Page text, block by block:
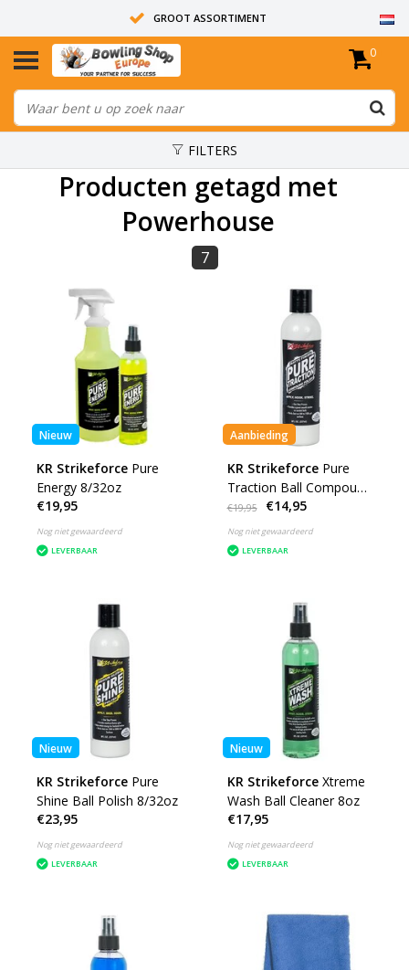
GROOT ASSORTIMENT
14 DAGEN RETOUR RECHT
ALLE BOWLINGBALLEN ZIJN ONGEBOORD
0
FILTERS
Producten getagd met
Powerhouse
7
Nieuw
KR Strikeforce Pure
Energy 8/32oz
€19,95
Nog niet gewaardeerd
LEVERBAAR
Aanbieding
KR Strikeforce Pure
Traction Ball Compound
8oz Op=op
€19,95 €14,95
Nog niet gewaardeerd
LEVERBAAR
Nieuw
KR Strikeforce Pure
Shine Ball Polish 8/32oz
€23,95
Nog niet gewaardeerd
LEVERBAAR
Nieuw
KR Strikeforce Xtreme
Wash Ball Cleaner 8oz
€17,95
Nog niet gewaardeerd
LEVERBAAR